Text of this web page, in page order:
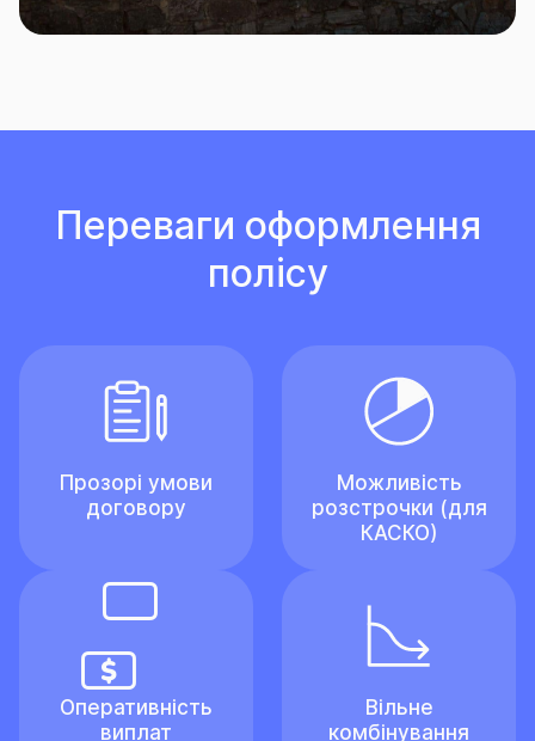
Переваги оформлення
полісу
Прозорі умови
договору
Можливість
розстрочки (для
КАСКО)
Оперативність
виплат
Вільне
комбінування